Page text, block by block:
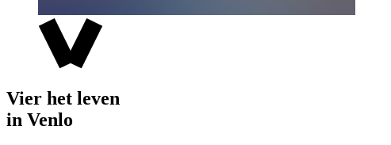
Vier het leven
in Venlo